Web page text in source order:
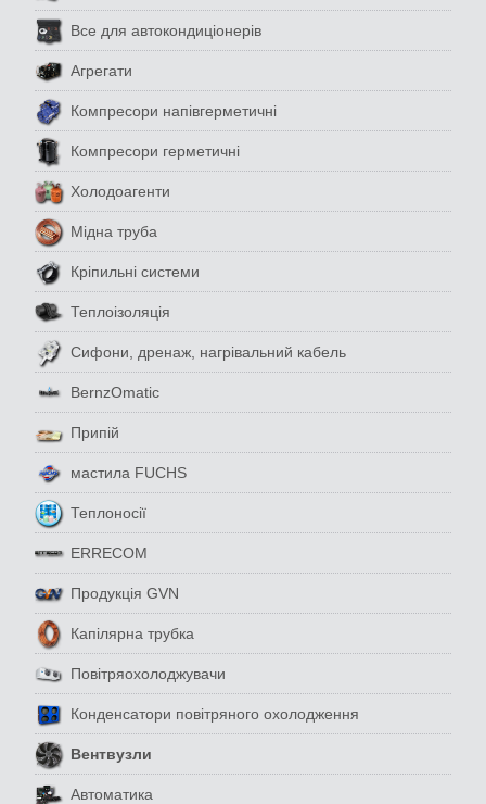
Все для автокондиціонерів
Агрегати
Компресори напівгерметичні
Компресори герметичні
Холодоагенти
Мідна труба
Кріпильні системи
Теплоізоляція
Сифони, дренаж, нагрівальний кабель
BernzOmatic
Припій
мастила FUCHS
Теплоносії
ERRECOM
Продукція GVN
Капілярна трубка
Повітряохолоджувачи
Конденсатори повітряного охолодження
Вентвузли
Автоматика